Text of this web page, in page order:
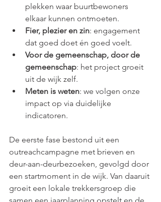
plekken waar buurtbewoners
elkaar kunnen ontmoeten.
Fier, plezier en zin: engagement
dat goed doet én goed voelt.
Voor de gemeenschap, door de
gemeenschap: het project groeit
uit de wijk zelf.
Meten is weten: we volgen onze
impact op via duidelijke
indicatoren.
De eerste fase bestond uit een
outreachcampagne met brieven en
deur-aan-deurbezoeken, gevolgd door
een startmoment in de wijk. Van daaruit
groeit een lokale trekkersgroep die